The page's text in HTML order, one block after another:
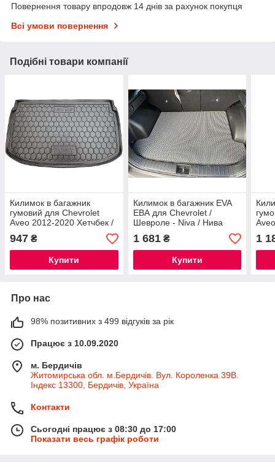
Повернення товару впродовж 14 днів за рахунок покупця
Всі умови повернення
Подібні товари компанії
Килимок в багажник
гумовий для Chevrolet
Aveo 2012-2020 Хетчбек /
Шевролет Авео автогум
947 ₴
Купити
Килимок в багажник EVA
ЕВА для Chevrolet /
Шевроле - Niva / Нива
2123 2002+
1 681₴
Купити
1
Про нас
98% позитивних з 499 відгуків за рік
Працює з 10.09.2020
м. Бердичів
Житомирська обл. м.Бердичів. Вул. Короленка 39В.
Індекс 13300, Бердичів, Україна
Контакти
Сьогодні працює з 08:30 до 17:00
Показати весь графік роботи